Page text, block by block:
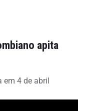
apita
em 4 de abril